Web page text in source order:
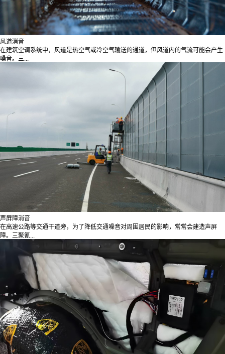
风道消音
在建筑空调系统中，风道是热空气或冷空气输送的通道，但风道内的气流可能会产生
噪音。三...
声屏障消音
在高速公路等交通干道旁，为了降低交通噪音对周围居民的影响，常常会建造声屏
障。三聚氰...